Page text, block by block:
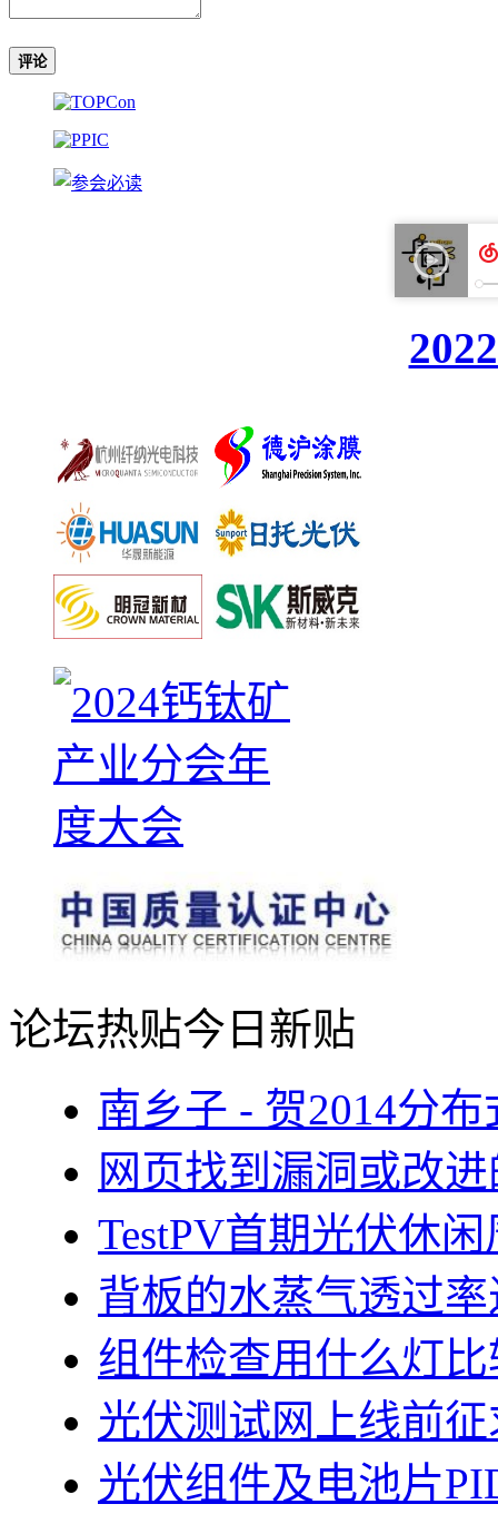
评论
论坛热贴今日新贴
南乡子 - 贺2014分
网页找到漏洞或改
TestPV首期光伏休
背板的水蒸气透过
组件检查用什么灯
光伏测试网上线前
光伏组件及电池片